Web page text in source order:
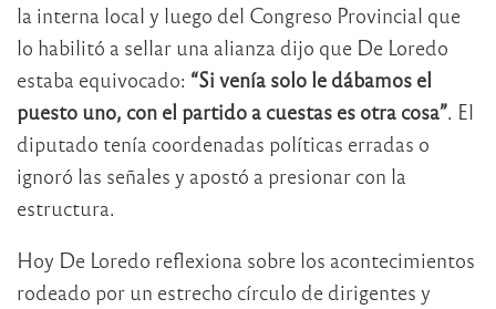
la interna local y luego del Congreso Provincial que
lo habilitó a sellar una alianza dijo que De Loredo
estaba equivocado: “Si venía solo le dábamos el
puesto uno, con el partido a cuestas es otra cosa”. El
diputado tenía coordenadas políticas erradas o
ignoró las señales y apostó a presionar con la
estructura.
Hoy De Loredo reflexiona sobre los acontecimientos
rodeado por un estrecho círculo de dirigentes y